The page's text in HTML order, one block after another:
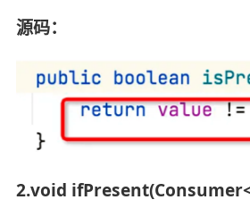
源码：
2.void